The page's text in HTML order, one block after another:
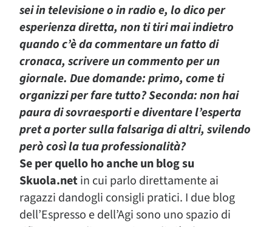
sei in televisione o in radio e, lo dico per
esperienza diretta, non ti tiri mai indietro
quando c’è da commentare un fatto di
cronaca, scrivere un commento per un
giornale. Due domande: primo, come ti
organizzi per fare tutto? Seconda: non hai
paura di sovraesporti e diventare l’esperta
pret a porter sulla falsariga di altri, svilendo
però così la tua professionalità?
Se per quello ho anche un blog su
Skuola.netin cui parlo direttamente ai
ragazzi dandogli consigli pratici. I due blog
dell’Espresso e dell’Agi sono uno spazio di